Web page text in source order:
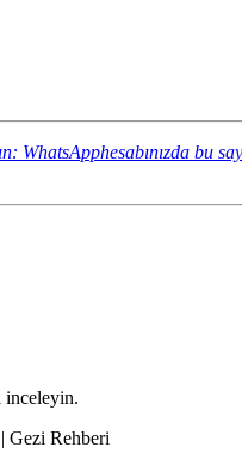
WhatsApphesabınızda bu
inceleyin.
Gezi Rehberi